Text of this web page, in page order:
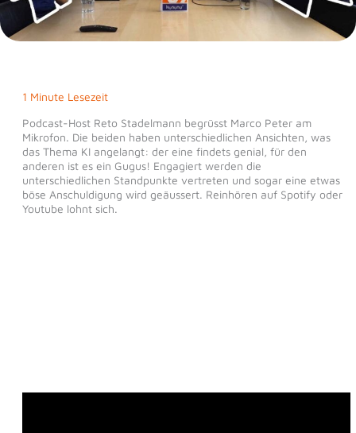
1 Minute Lesezeit
Podcast-Host Reto Stadelmann begrüsst Marco Peter am
Mikrofon. Die beiden haben unterschiedlichen Ansichten, was
das Thema KI angelangt: der eine findets genial, für den
anderen ist es ein Gugus! Engagiert werden die
unterschiedlichen Standpunkte vertreten und sogar eine etwas
böse Anschuldigung wird geäussert. Reinhören auf Spotify oder
Youtube lohnt sich.